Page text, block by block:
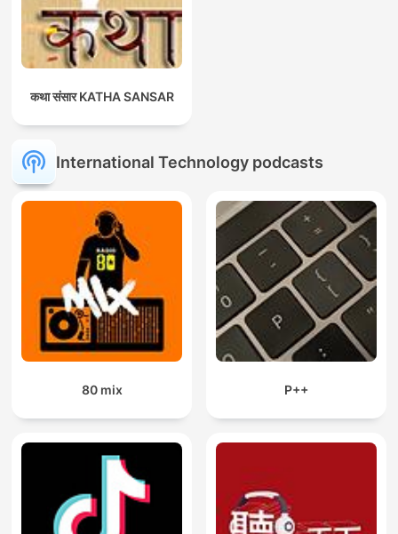
कथा संसार KATHA SANSAR
International Technology podcasts
80 mix P++